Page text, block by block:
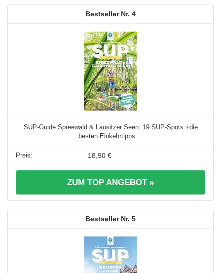
4
SUP-Guide Spreewald & Lausitzer Seen: 19 SUP-Spots +die
besten Einkehrtipps ...
18,90 €
ZUM TOP ANGEBOT »
5